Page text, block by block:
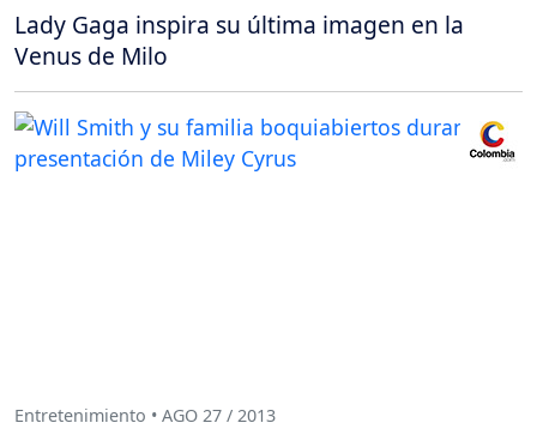
Lady Gaga inspira su última imagen en la
Venus de Milo
Entretenimiento • AGO 27 / 2013